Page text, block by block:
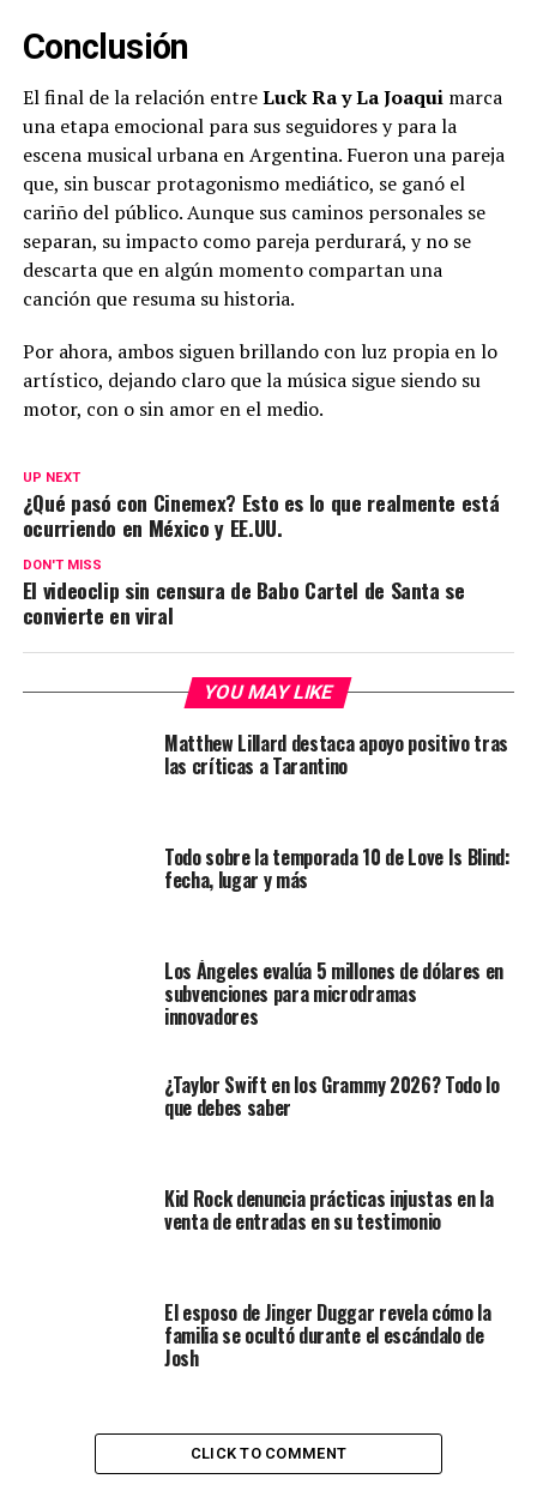
Conclusión
El final de la relación entreLuck Ra y La Joaquimarca
una etapa emocional para sus seguidores y para la
escena musical urbana en Argentina. Fueron una pareja
que, sin buscar protagonismo mediático, se ganó el
cariño del público. Aunque sus caminos personales se
separan, su impacto como pareja perdurará, y no se
descarta que en algún momento compartan una
canción que resuma su historia.
Por ahora, ambos siguen brillando con luz propia en lo
artístico, dejando claro que la música sigue siendo su
motor, con o sin amor en el medio.
UP NEXT
¿Qué pasó con Cinemex? Esto es lo que realmente está
ocurriendo en México y EE.UU.
DON'T MISS
El videoclip sin censura de Babo Cartel de Santa se
convierte en viral
YOU MAY LIKE
Matthew Lillard destaca apoyo positivo tras
las críticas a Tarantino
Todo sobre la temporada 10 de Love Is Blind:
fecha, lugar y más
Los Ángeles evalúa 5 millones de dólares en
subvenciones para microdramas
innovadores
¿Taylor Swift en los Grammy 2026? Todo lo
que debes saber
Kid Rock denuncia prácticas injustas en la
venta de entradas en su testimonio
El esposo de Jinger Duggar revela cómo la
familia se ocultó durante el escándalo de
Josh
CLICK TO COMMENT